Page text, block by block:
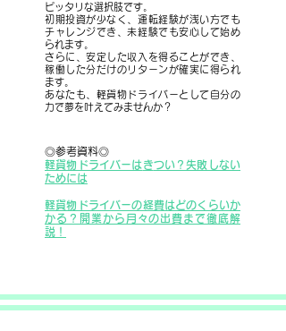
ピッタリな選択肢です。
初期投資が少なく、運転経験が浅い方でも
チャレンジでき、未経験でも安心して始め
られます。
さらに、安定した収入を得ることができ、
稼働した分だけのリターンが確実に得られ
ます。
あなたも、軽貨物ドライバーとして自分の
力で夢を叶えてみませんか？
◎参考資料◎
軽貨物ドライバーは きつい？失敗しない
ためには
軽貨物ドライバーの経費はどのくらいか
かる？開業から月々の出費まで徹底解
説！